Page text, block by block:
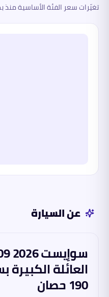
تغيّرات سعر الفئة الأساسية منذ
عن السيارة
العائلة
190 حصان